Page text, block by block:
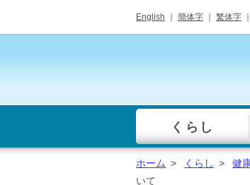
English 簡体字 繁体字
一
くらし
総合窓口
手続き・届出（戸籍・
ホーム > くらし > 健
いて